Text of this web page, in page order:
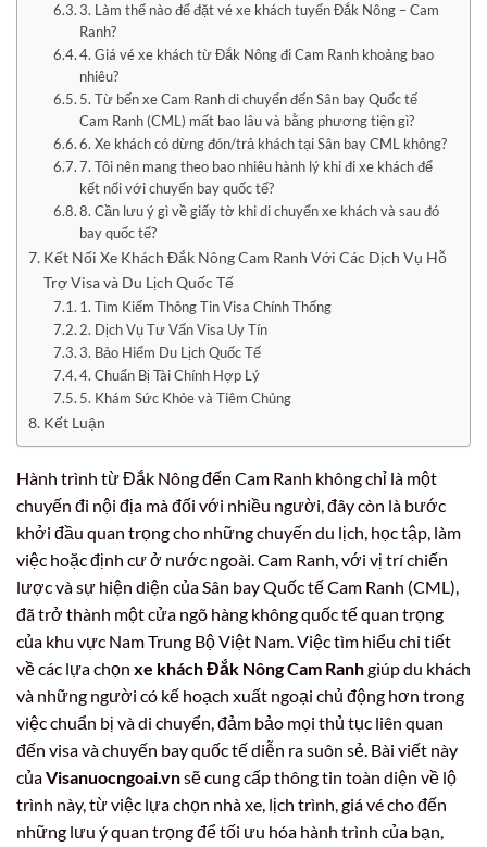
3. Làm thế nào để đặt vé xe khách tuyến Đắk Nông – Cam
Ranh?
4. Giá vé xe khách từ Đắk Nông đi Cam Ranh khoảng bao
nhiêu?
5. Từ bến xe Cam Ranh di chuyển đến Sân bay Quốc tế
Cam Ranh (CML) mất bao lâu và bằng phương tiện gì?
6. Xe khách có dừng đón/trả khách tại Sân bay CML không?
7. Tôi nên mang theo bao nhiêu hành lý khi đi xe khách để
kết nối với chuyến bay quốc tế?
8. Cần lưu ý gì về giấy tờ khi di chuyển xe khách và sau đó
bay quốc tế?
Kết Nối Xe Khách Đắk Nông Cam Ranh Với Các Dịch Vụ Hỗ
Trợ Visa và Du Lịch Quốc Tế
1. Tìm Kiếm Thông Tin Visa Chính Thống
2. Dịch Vụ Tư Vấn Visa Uy Tín
3. Bảo Hiểm Du Lịch Quốc Tế
4. Chuẩn Bị Tài Chính Hợp Lý
5. Khám Sức Khỏe và Tiêm Chủng
Kết Luận
Hành trình từ Đắk Nông đến Cam Ranh không chỉ là một
chuyến đi nội địa mà đối với nhiều người, đây còn là bước
khởi đầu quan trọng cho những chuyến du lịch, học tập, làm
việc hoặc định cư ở nước ngoài. Cam Ranh, với vị trí chiến
lược và sự hiện diện của Sân bay Quốc tế Cam Ranh (CML),
đã trở thành một cửa ngõ hàng không quốc tế quan trọng
của khu vực Nam Trung Bộ Việt Nam. Việc tìm hiểu chi tiết
về các lựa chọn xe khách Đắk Nông Cam Ranhgiúp du khách
và những người có kế hoạch xuất ngoại chủ động hơn trong
việc chuẩn bị và di chuyển, đảm bảo mọi thủ tục liên quan
đến visa và chuyến bay quốc tế diễn ra suôn sẻ. Bài viết này
củaVisanuocngoai.vnsẽ cung cấp thông tin toàn diện về lộ
trình này, từ việc lựa chọn nhà xe, lịch trình, giá vé cho đến
những lưu ý quan trọng để tối ưu hóa hành trình của bạn,